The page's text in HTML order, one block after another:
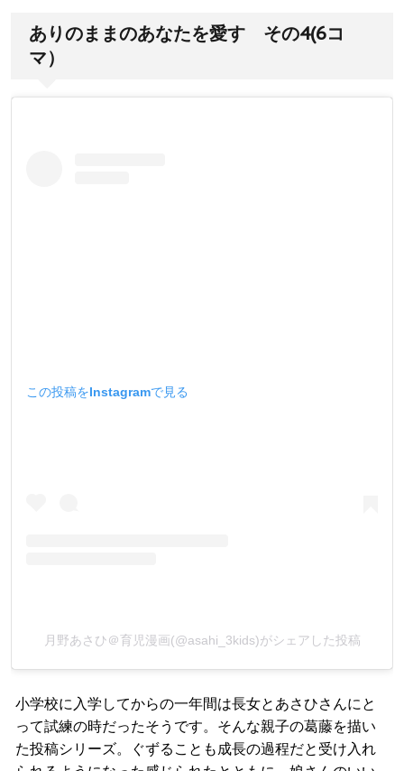
ありのままのあなたを愛す その4(6コ
マ）
この投稿をInstagramで見る
月野あさひ＠育児漫画(@asahi_3kids)がシェアした投稿
小学校に入学してからの一年間は長女とあさひさんにと
って試練の時だったそうです。そんな親子の葛藤を描い
た投稿シリーズ。ぐずることも成長の過程だと受け入れ